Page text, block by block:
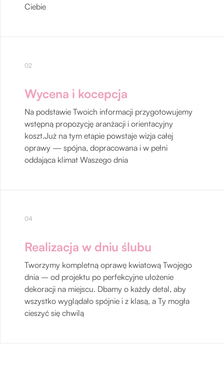
Ciebie
02
Wycena i kocepcja
Na podstawie Twoich informacji przygotowujemy
wstępną propozycję aranżacji i orientacyjny
koszt.Już na tym etapie powstaje wizja całej
oprawy — spójna, dopracowana i w pełni
oddająca klimat Waszego dnia
04
Realizacja w dniu ślubu
Tworzymy kompletną oprawę kwiatową Twojego
dnia – od projektu po perfekcyjne ułożenie
dekoracji na miejscu. Dbamy o każdy detal, aby
wszystko wyglądało spójnie i z klasą, a Ty mogła
cieszyć się chwilą